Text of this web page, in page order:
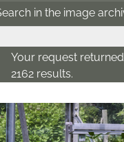
Your request returned
2162 results.